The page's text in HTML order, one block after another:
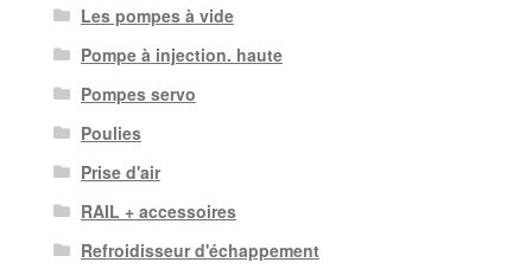
Les pompes à vide
Pompe à injection. haute
Pompes servo
Poulies
Prise d'air
RAIL + accessoires
Refroidisseur d'échappement